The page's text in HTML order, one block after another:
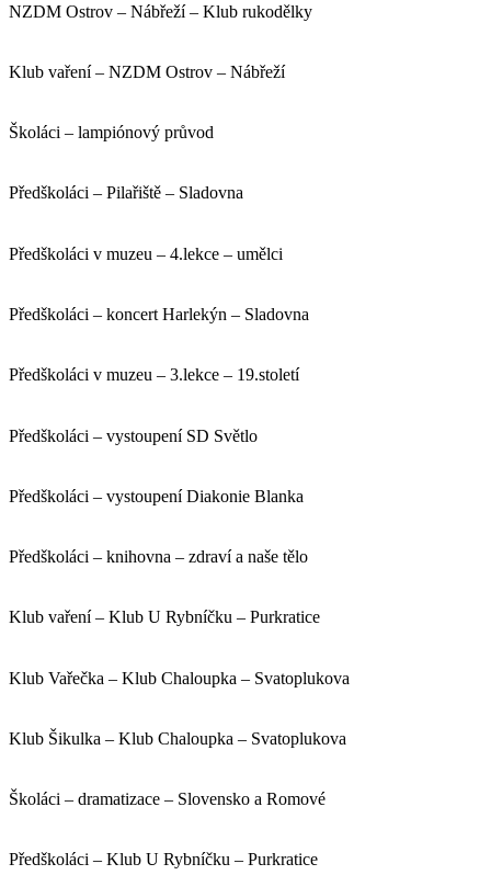
NZDM Ostrov – Nábřeží – Klub rukodělky
Klub vaření – NZDM Ostrov – Nábřeží
Školáci – lampiónový průvod
Předškoláci – Pilařiště – Sladovna
Předškoláci v muzeu – 4.lekce – umělci
Předškoláci – koncert Harlekýn – Sladovna
Předškoláci v muzeu – 3.lekce – 19.století
Předškoláci – vystoupení SD Světlo
Předškoláci – vystoupení Diakonie Blanka
Předškoláci – knihovna – zdraví a naše tělo
Klub vaření – Klub U Rybníčku – Purkratice
Klub Vařečka – Klub Chaloupka – Svatoplukova
Klub Šikulka – Klub Chaloupka – Svatoplukova
Školáci – dramatizace – Slovensko a Romové
Předškoláci – Klub U Rybníčku – Purkratice